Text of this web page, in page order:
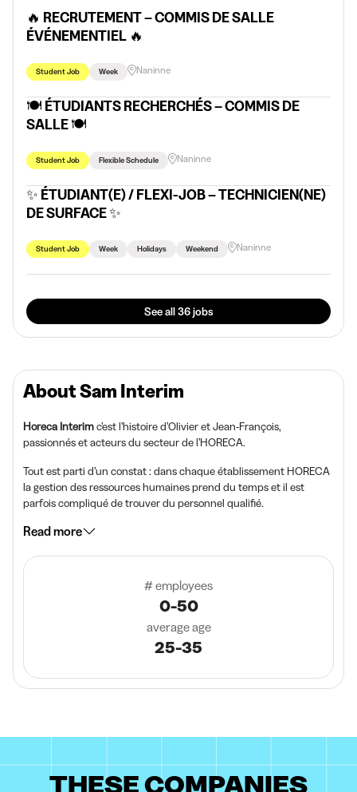
About Sam Interim
Horeca Interimc’est l’histoire d’Olivier et Jean-François,
passionnés et acteurs du secteur de l’HORECA.
Tout est parti d’un constat : dans chaque établissement HORECA
la gestion des ressources humaines prend du temps et il est
parfois compliqué de trouver du personnel qualifié.
Read more
# employees
0-50
average age
25-35
🔥 RECRUTEMENT – COMMIS DE SALLE
ÉVÉNEMENTIEL 🔥
Student Job Week Naninne
🍽️ ÉTUDIANTS RECHERCHÉS – COMMIS DE
SALLE 🍽️
Student Job Flexible Schedule Naninne
✨ ÉTUDIANT(E) / FLEXI-JOB – TECHNICIEN(NE)
DE SURFACE ✨
Student Job Week Holidays Weekend Naninne
See all 36 jobs
THESE COMPANIES